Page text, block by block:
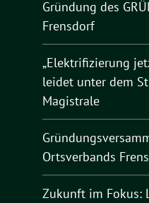
Gründung des
Frensdorf
„Elektrifizierung
leidet unter dem
Magistrale
Ortsverbands
Zukunft im Fokus: